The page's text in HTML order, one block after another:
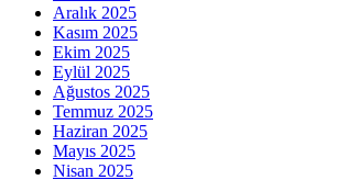
Aralık 2025
Kasım 2025
Ekim 2025
Eylül 2025
Ağustos 2025
Temmuz 2025
Haziran 2025
Mayıs 2025
Nisan 2025